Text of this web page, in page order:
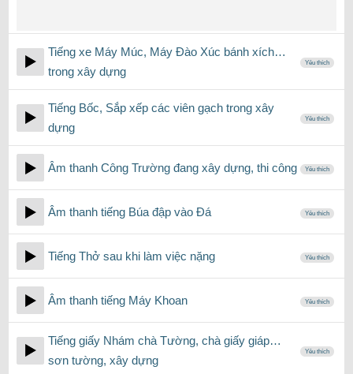
Tiếng xe Máy Múc, Máy Đào Xúc bánh xích…
trong xây dựng
Yêu thích
Tiếng Bốc, Sắp xếp các viên gạch trong xây
dựng
Yêu thích
Âm thanh Công Trường đang xây dựng, thi công Yêu thích
Âm thanh tiếng Búa đập vào Đá Yêu thích
Tiếng Thở sau khi làm việc nặng Yêu thích
Âm thanh tiếng Máy Khoan Yêu thích
Tiếng giấy Nhám chà Tường, chà giấy giáp…
sơn tường, xây dựng
Yêu thích